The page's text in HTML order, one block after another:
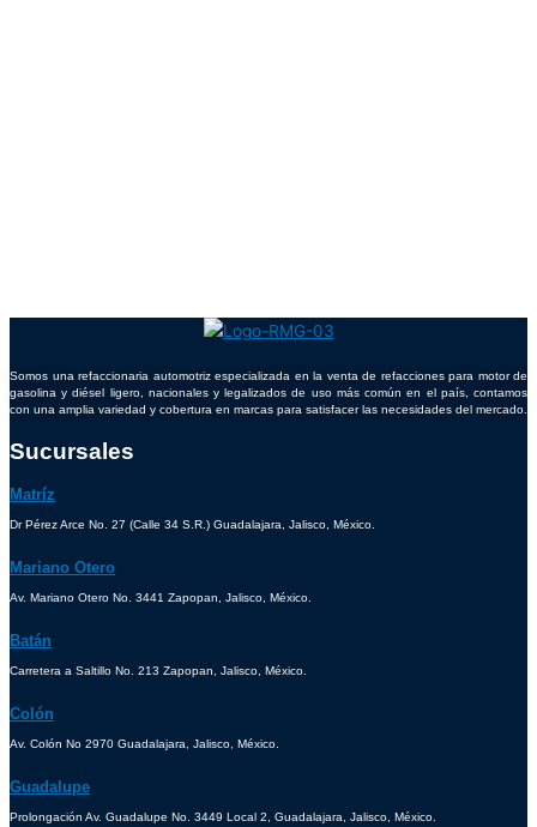
Somos una refaccionaria automotriz especializada en la venta de refacciones para motor de
gasolina y diésel ligero, nacionales y legalizados de uso más común en el país, contamos
con una amplia variedad y cobertura en marcas para satisfacer las necesidades del mercado.
Sucursales
Matríz
Dr Pérez Arce No. 27 (Calle 34 S.R.) Guadalajara, Jalisco, México.
Mariano Otero
Av. Mariano Otero No. 3441 Zapopan, Jalisco, México.
Batán
Carretera a Saltillo No. 213 Zapopan, Jalisco, México.
Colón
Av. Colón No 2970 Guadalajara, Jalisco, México.
Guadalupe
Prolongación Av. Guadalupe No. 3449 Local 2, Guadalajara, Jalisco, México.